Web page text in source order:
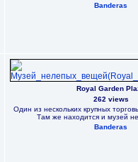
Banderas
Royal Garden
262 views
Один из нескольких крупных
Там же находится и музей
Banderas